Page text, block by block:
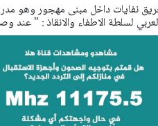
نفايات داخل مبنى مهجور وهو
لسلطة الاطفاء والانقاذ : " عند